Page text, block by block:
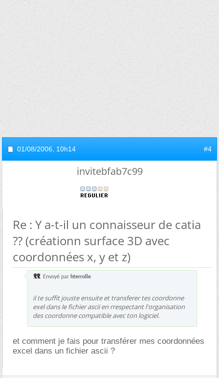
01/08/2006, 10h14 #4
invitebfab7c99
Re : Y a-t-il un connaisseur de catia
?? (créationn surface 3D avec
coordonnées x, y et z)
Envoyé par hterrolle
il te suffit jouste ensuite et transferer tes coordonne
exel dans le fichier ascii en rrespectant l'organisation
des coordonne compatible avec ton logiciel.
et comment je fais pour transférer mes coordonnées
excel dans un fichier ascii ?